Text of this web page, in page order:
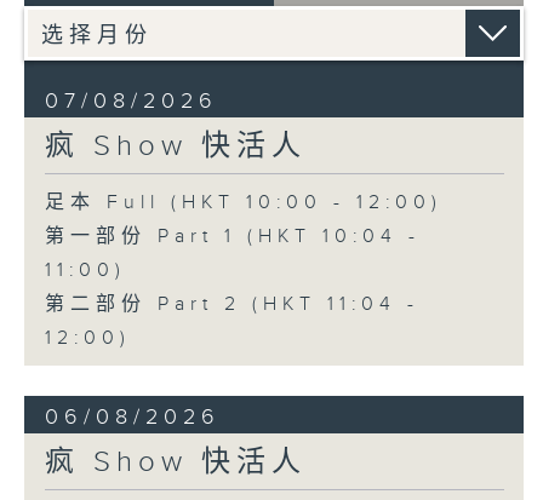
07/08/2026
疯 Show 快活人
足本 Full (HKT 10:00 - 12:00)
第一部份 Part 1 (HKT 10:04 -
11:00)
第二部份 Part 2 (HKT 11:04 -
12:00)
06/08/2026
疯 Show 快活人